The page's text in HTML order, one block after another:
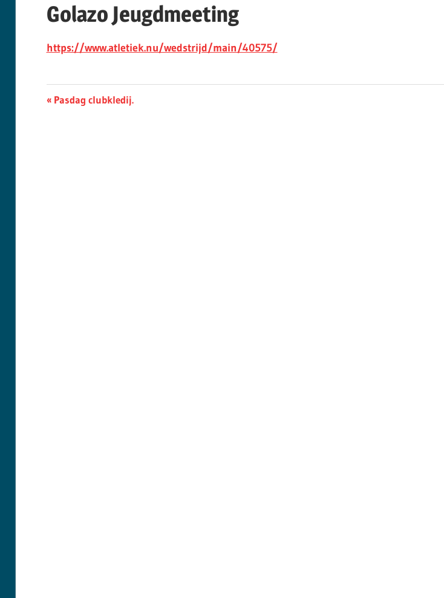
Golazo Jeugdmeeting
https://www.atletiek.nu/wedstrijd/main/40575/
Berichtnavigatie
Previous
Pasdag clubkledij.